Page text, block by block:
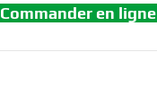
Commander en ligne